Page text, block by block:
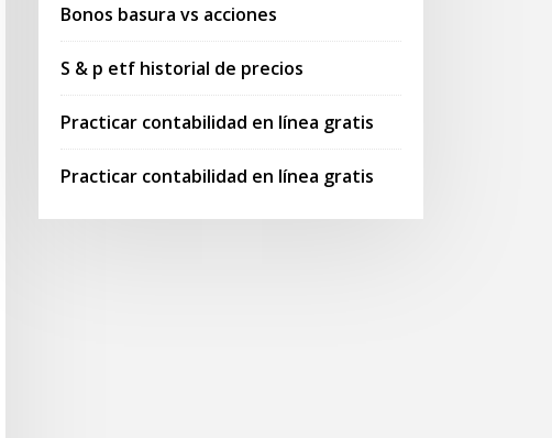
Bonos basura vs acciones
S & p etf historial de precios
Practicar contabilidad en línea gratis
Practicar contabilidad en línea gratis